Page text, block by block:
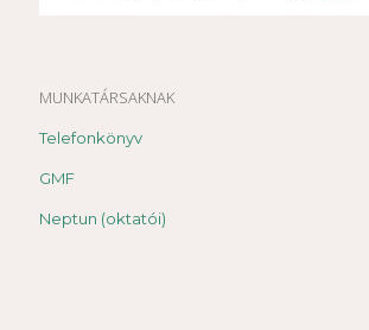
MUNKATÁRSAKNAK
Telefonkönyv
GMF
Neptun (oktatói)